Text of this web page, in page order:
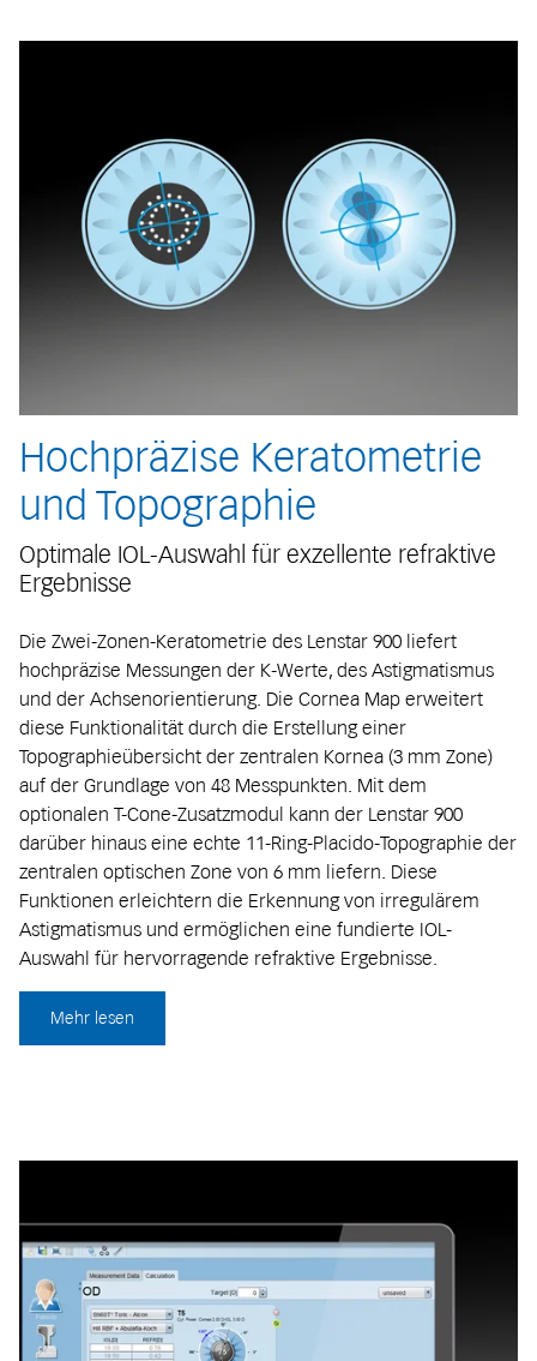
Hochpräzise Keratometrie
und Topographie
Optimale IOL-Auswahl für exzellente refraktive
Ergebnisse
Die Zwei-Zonen-Keratometrie des Lenstar 900 liefert
hochpräzise Messungen der K-Werte, des Astigmatismus
und der Achsenorientierung. Die Cornea Map erweitert
diese Funktionalität durch die Erstellung einer
Topographieübersicht der zentralen Kornea (3 mm Zone)
auf der Grundlage von 48 Messpunkten. Mit dem
optionalen T-Cone-Zusatzmodul kann der Lenstar 900
darüber hinaus eine echte 11-Ring-Placido-Topographie der
zentralen optischen Zone von 6 mm liefern. Diese
Funktionen erleichtern die Erkennung von irregulärem
Astigmatismus und ermöglichen eine fundierte IOL-
Auswahl für hervorragende refraktive Ergebnisse.
Mehr lesen